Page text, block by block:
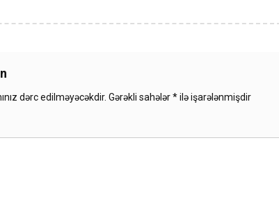
dərc edilməyəcəkdir. Gərəkli sahələr*ilə işarələnmişdir